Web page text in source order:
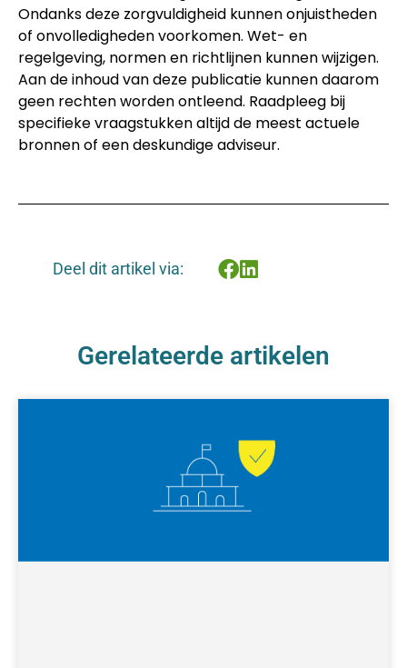
Ondanks deze zorgvuldigheid kunnen onjuistheden
of onvolledigheden voorkomen. Wet- en
regelgeving, normen en richtlijnen kunnen wijzigen.
Aan de inhoud van deze publicatie kunnen daarom
geen rechten worden ontleend. Raadpleeg bij
specifieke vraagstukken altijd de meest actuele
bronnen of een deskundige adviseur.
Deel dit artikel via:
Gerelateerde artikelen